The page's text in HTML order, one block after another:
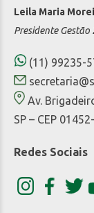
Leila Maria
Presidente
(11) 99235-
Av.
SP – CEP
Redes Sociais